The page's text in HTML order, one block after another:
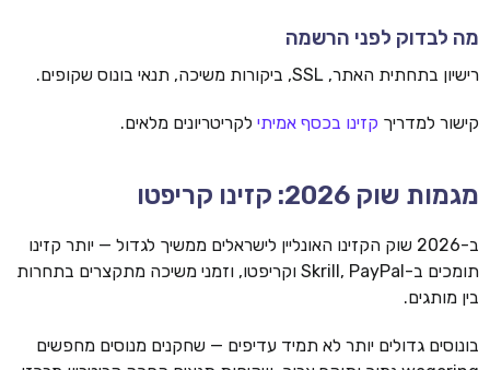
מה לבדוק לפני הרשמה
רישיון בתחתית האתר, SSL, ביקורות משיכה, תנאי בונוס שקופים.
קישור למדריך קזינו בכסף אמיתי לקריטריונים מלאים.
מגמות שוק 2026: קזינו קריפטו
ב-2026 שוק הקזינו האונליין לישראלים ממשיך לגדול — יותר קזינו
תומכים ב-Skrill, PayPal וקריפטו, וזמני משיכה מתקצרים בתחרות
בין מותגים.
בונוסים גדולים יותר לא תמיד עדיפים — שחקנים מנוסים מחפשים